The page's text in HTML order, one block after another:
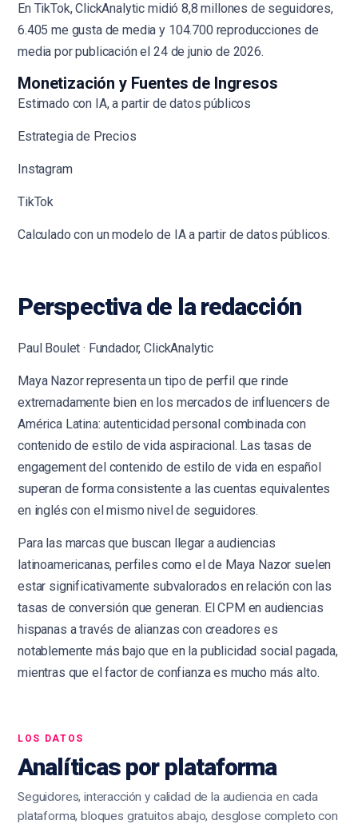
En TikTok, ClickAnalytic midió 8,8 millones de seguidores,
6.405 me gusta de media y 104.700 reproducciones de
media por publicación el 24 de junio de 2026.
Monetización y Fuentes de Ingresos
Estimado con IA, a partir de datos públicos
Estrategia de Precios
Instagram
TikTok
Calculado con un modelo de IA a partir de datos públicos.
Perspectiva de la redacción
Paul Boulet · Fundador, ClickAnalytic
Maya Nazor representa un tipo de perfil que rinde
extremadamente bien en los mercados de influencers de
América Latina: autenticidad personal combinada con
contenido de estilo de vida aspiracional. Las tasas de
engagement del contenido de estilo de vida en español
superan de forma consistente a las cuentas equivalentes
en inglés con el mismo nivel de seguidores.
Para las marcas que buscan llegar a audiencias
latinoamericanas, perfiles como el de Maya Nazor suelen
estar significativamente subvalorados en relación con las
tasas de conversión que generan. El CPM en audiencias
hispanas a través de alianzas con creadores es
notablemente más bajo que en la publicidad social pagada,
mientras que el factor de confianza es mucho más alto.
LOS DATOS
Analíticas por plataforma
Seguidores, interacción y calidad de la audiencia en cada
plataforma, bloques gratuitos abajo, desglose completo con